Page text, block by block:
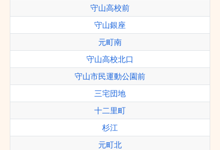
守山高校前
守山銀座
元町南
守山高校北口
守山市民運動公園前
三宅団地
十二里町
杉江
元町北